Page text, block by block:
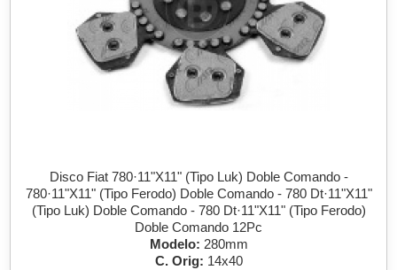
Disco Fiat 780·11"X11" (Tipo Luk) Doble Comando -
780·11"X11" (Tipo Ferodo) Doble Comando - 780 Dt·11"X11"
(Tipo Luk) Doble Comando - 780 Dt·11"X11" (Tipo Ferodo)
Doble Comando 12Pc
Modelo: 280mm
C. Orig: 14x40